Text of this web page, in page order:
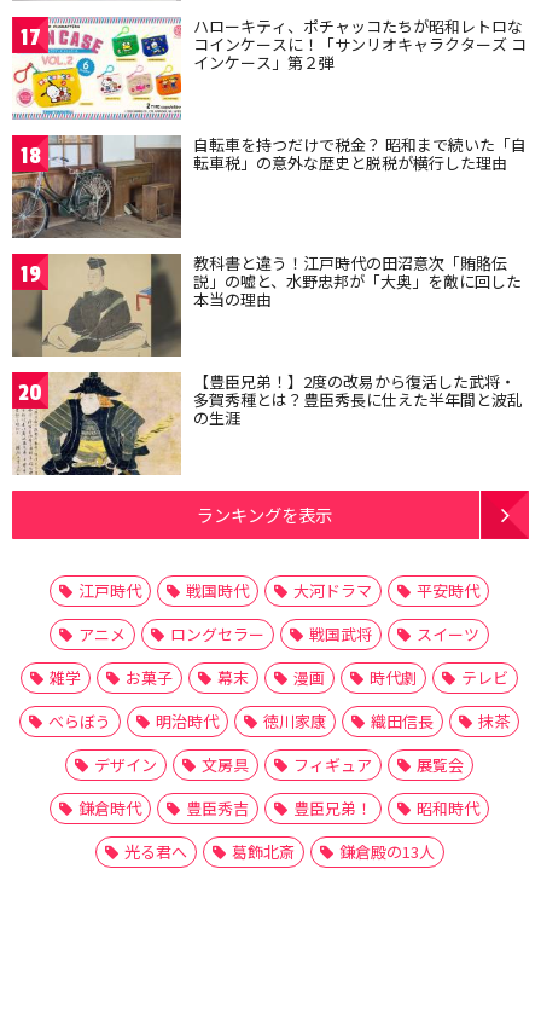
17 ハローキティ、ポチャッコたちが昭和レトロな
コインケースに！「サンリオキャラクターズ コ
インケース」第２弾
18 自転車を持つだけで税金？ 昭和まで続いた「自
転車税」の意外な歴史と脱税が横行した理由
19 教科書と違う！江戸時代の田沼意次「賄賂伝
説」の嘘と、水野忠邦が「大奥」を敵に回した
本当の理由
20 【豊臣兄弟！】2度の改易から復活した武将・
多賀秀種とは？豊臣秀長に仕えた半年間と波乱
の生涯
ランキングを表示
江戸時代 戦国時代 大河ドラマ
平安時代
アニメ
ロングセラー 戦国武将
スイーツ
雑学
お菓子 幕末 漫画 時代劇
テレビ
べらぼう
明治時代 徳川家康 織田信長
抹茶
デザイン
文房具 フィギュア
展覧会
鎌倉時代
豊臣秀吉 豊臣兄弟！
昭和時代
光る君へ
葛飾北斎 鎌倉殿の13人